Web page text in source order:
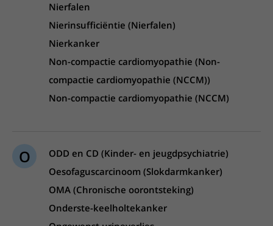
Nierfalen
Nierinsufficiëntie (Nierfalen)
Nierkanker
Non-compactie cardiomyopathie (Non-
compactie cardiomyopathie (NCCM))
Non-compactie cardiomyopathie (NCCM)
O
ODD en CD (Kinder- en jeugdpsychiatrie)
Oesofaguscarcinoom (Slokdarmkanker)
OMA (Chronische oorontsteking)
Onderste-keelholtekanker